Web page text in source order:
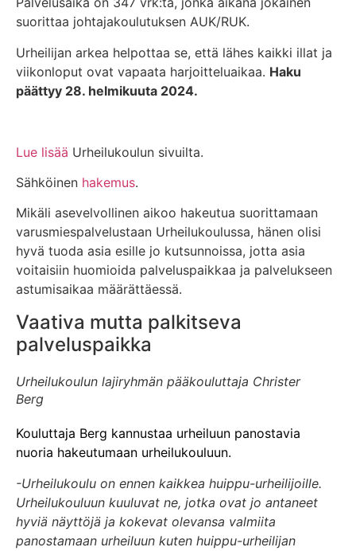
suorittaa johtajakoulutuksen AUK/RUK.
Urheilijan arkea helpottaa se, että lähes kaikki illat ja
viikonloput ovat vapaata harjoitteluaikaa. Haku
päättyy 28. helmikuuta 2024.
Lue lisää Urheilukoulun sivuilta.
Sähköinen hakemus.
Mikäli asevelvollinen aikoo hakeutua suorittamaan
varusmiespalvelustaan Urheilukoulussa, hänen olisi
hyvä tuoda asia esille jo kutsunnoissa, jotta asia
voitaisiin huomioida palveluspaikkaa ja palvelukseen
astumisaikaa määrättäessä.
Vaativa mutta palkitseva
palveluspaikka
Urheilukoulun lajiryhmän pääkouluttaja Christer
Berg
Kouluttaja Berg kannustaa urheiluun panostavia
nuoria hakeutumaan urheilukouluun.
-Urheilukoulu on ennen kaikkea huippu-urheilijoille.
Urheilukouluun kuuluvat ne, jotka ovat jo antaneet
hyviä näyttöjä ja kokevat olevansa valmiita
panostamaan urheiluun kuten huippu-urheilijan